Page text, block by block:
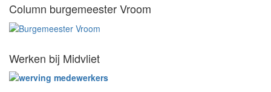
Column burgemeester Vroom
Werken bij Midvliet